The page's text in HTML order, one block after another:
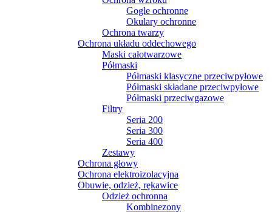
Gogle ochronne
Okulary ochronne
Ochrona twarzy
Ochrona układu oddechowego
Maski całotwarzowe
Półmaski
Półmaski klasyczne przeciwpyłowe
Półmaski składane przeciwpyłowe
Półmaski przeciwgazowe
Filtry
Seria 200
Seria 300
Seria 400
Zestawy
Ochrona głowy
Ochrona elektroizolacyjna
Obuwie, odzież, rękawice
Odzież ochronna
Kombinezony